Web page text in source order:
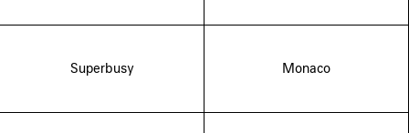
Superbusy Monaco